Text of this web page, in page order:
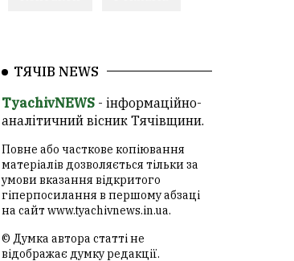
ТЯЧІВ NEWS
TyachivNEWS- інформаційно-
аналітичний вісник Тячівщини.
Повне або часткове копіювання
матеріалів дозволяється тільки за
умови вказання відкритого
гіперпосилання в першому абзаці
на сайт www.tyachivnews.in.ua.
© Думка автора статті не
відображає думку редакції.